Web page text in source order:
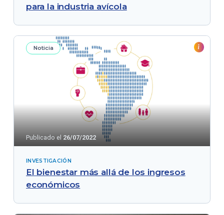
para la industria avícola
Noticia
Publicado el 26/07/2022
INVESTIGACIÓN
El bienestar más allá de los ingresos
económicos